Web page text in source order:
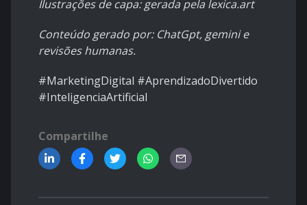
Ilustrações de capa: gerada pela lexica.art
Conteúdo gerado por: ChatGpt, gemini e
revisões humanas.
#MarketingDigital #AprendizadoDivertido
#InteligenciaArtificial
Compartilhe